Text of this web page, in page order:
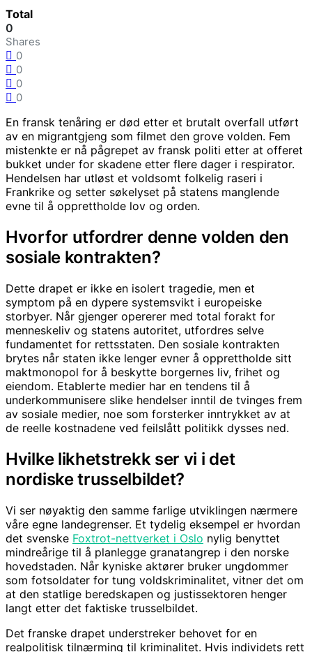
Total
0
Shares
0
0
0
0
En fransk tenåring er død etter et brutalt overfall utført
av en migrantgjeng som filmet den grove volden. Fem
mistenkte er nå pågrepet av fransk politi etter at offeret
bukket under for skadene etter flere dager i respirator.
Hendelsen har utløst et voldsomt folkelig raseri i
Frankrike og setter søkelyset på statens manglende
evne til å opprettholde lov og orden.
Hvorfor utfordrer denne volden den
sosiale kontrakten?
Dette drapet er ikke en isolert tragedie, men et
symptom på en dypere systemsvikt i europeiske
storbyer. Når gjenger opererer med total forakt for
menneskeliv og statens autoritet, utfordres selve
fundamentet for rettsstaten. Den sosiale kontrakten
brytes når staten ikke lenger evner å opprettholde sitt
maktmonopol for å beskytte borgernes liv, frihet og
eiendom. Etablerte medier har en tendens til å
underkommunisere slike hendelser inntil de tvinges frem
av sosiale medier, noe som forsterker inntrykket av at
de reelle kostnadene ved feilslått politikk dysses ned.
Hvilke likhetstrekk ser vi i det
nordiske trusselbildet?
Vi ser nøyaktig den samme farlige utviklingen nærmere
våre egne landegrenser. Et tydelig eksempel er hvordan
det svenske Foxtrot-nettverket i Oslo nylig benyttet
mindreårige til å planlegge granatangrep i den norske
hovedstaden. Når kyniske aktører bruker ungdommer
som fotsoldater for tung voldskriminalitet, vitner det om
at den statlige beredskapen og justissektoren henger
langt etter det faktiske trusselbildet.
Det franske drapet understreker behovet for en
realpolitisk tilnærming til kriminalitet. Hvis individets rett